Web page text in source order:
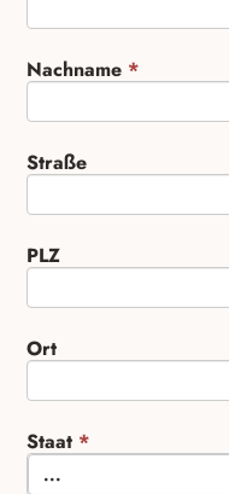
Nachname *
Straße
PLZ
Ort
Staat *
...